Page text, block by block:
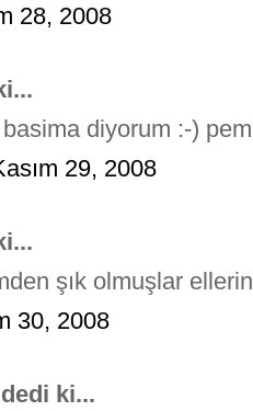
28, 2008
diyorum :-)
29, 2008
şık olmuşlar
30, 2008
dedi ki...